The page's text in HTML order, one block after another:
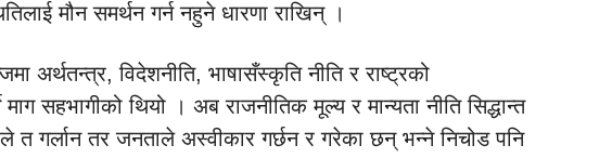
मौन समर्थन गर्न नहुने धारणा राखिन् ।
अर्थतन्त्र, विदेशनीति, भाषासँस्कृति नीति र राष्ट्रको
सहभागीको थियो । अब राजनीतिक मूल्य र मान्यता नीति सिद्धान्त
त गर्लान तर जनताले अस्वीकार गर्छन र गरेका छन् भन्ने निचोड पनि